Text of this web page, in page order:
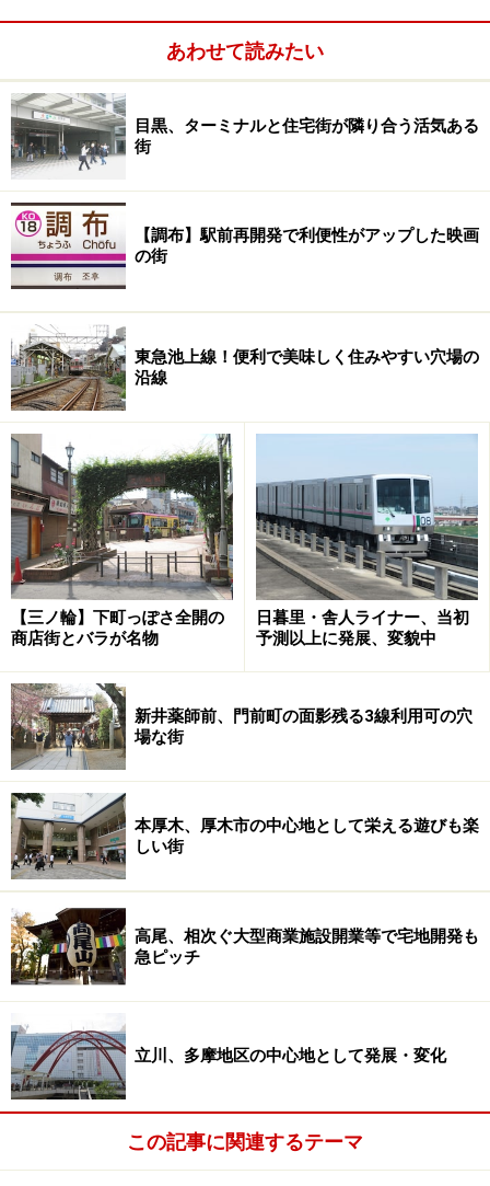
急な階段を上ったところにある王子稲荷神社。濃い緑が印象
的
江戸時代の王子には飛鳥山以外にも名所がありました。
格式の高い神社で、もともとは荒川の岸にあったことか
ら岸稲荷と称していました。その後、徳川家康が駅近く
にある王子神社、王子稲荷神社、両社の権現であった金
輪寺に特別の保護を与えたため、江戸の北エリアにあっ
ては広く知られることとなり、稲荷信仰もあって参拝客
が絶えなかったとか。訪れる人たちを目当てに飛鳥山か
ら王子にかけては料亭、茶店が軒を連ねており、そのう
ちでも有名だったのが扇屋です。
9月、音無川親水公園で行われていた狐の夕涼みなるイベン
ト。狐の面を被った人があちこちに。大晦日にも狐の行列を
模したイベントが（クリックで拡大）
落語好きの方なら「王子の狐」という噺をご存知かもし
れません。王子の原で狐が若い娘に化けるのを見た男が
化かされるくらいなら化かしてやろうと、娘と扇屋に入
り、さんざん飲んだり、食べたりした挙句に娘を置いて
お土産の卵焼きをもらって帰ってしまい……。
この話は扇屋のPRのために作られたもので、その扇屋の
ビルとなっていますが、1階では今でも卵焼きが売られ
ています。元々この地には大晦日に全国の狐が集まり、
装束を改めて王子稲荷に向かうという言い伝えがあった
ため、それと扇屋の卵焼きを織り交ぜ、噺が作られたの
でしょう。今もビルの目の前の音無川親水公園では王子
あわせて読みたい
目黒、ターミナルと住宅街が隣り合う活気ある
街
【調布】駅前再開発で利便性がアップした映画
の街
東急池上線！便利で美味しく住みやすい穴場の
沿線
【三ノ輪】下町っぽさ全開の
商店街とバラが名物
日暮里・舎人ライナー、当初
予測以上に発展、変貌中
新井薬師前、門前町の面影残る3線利用可の穴
場な街
本厚木、厚木市の中心地として栄える遊びも楽
しい街
高尾、相次ぐ大型商業施設開業等で宅地開発も
急ピッチ
立川、多摩地区の中心地として発展・変化
この記事に関連するテーマ